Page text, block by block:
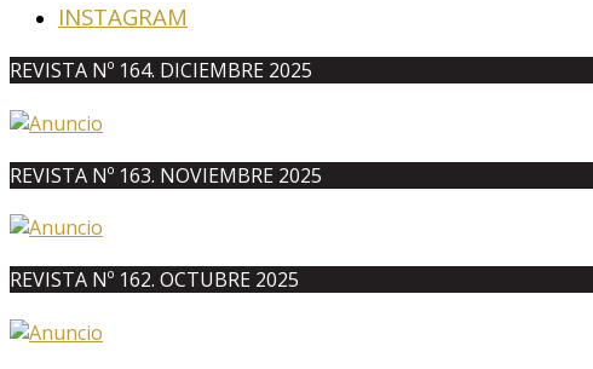
INSTAGRAM
REVISTA Nº 164. DICIEMBRE 2025
REVISTA Nº 163. NOVIEMBRE 2025
REVISTA Nº 162. OCTUBRE 2025